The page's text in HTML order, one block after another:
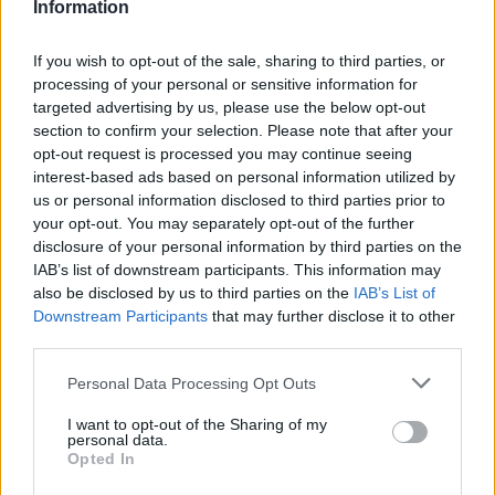
Information
If you wish to opt-out of the sale, sharing to third parties, or
processing of your personal or sensitive information for
targeted advertising by us, please use the below opt-out
section to confirm your selection. Please note that after your
opt-out request is processed you may continue seeing
interest-based ads based on personal information utilized by
us or personal information disclosed to third parties prior to
your opt-out. You may separately opt-out of the further
disclosure of your personal information by third parties on the
IAB’s list of downstream participants. This information may
also be disclosed by us to third parties on the IAB’s List of
Downstream Participants that may further disclose it to other
Please note that this website/app uses one or more Google
not limited to your visit or usage behaviour. You may click to
grant or deny consent to Google and its third-party tags to
use your data for below specified purposes in below Google
Personal Data Processing Opt Outs
I want to opt-out of the Sharing of my
personal data.
Opted In
13,5 milliárd forintot ad a magyar
kormány a Mazsihisz egyetemének
A Blikknek arról is beszélt, hogy több
kolléganőtől hallott hasonló történeteket, és
tudomása szerintmások is zaklatás
áldozatai lehettek. Klára arra is utalt, hogy
ezekben az esetekbenvallási vezetőkis
érintettek lehettek. Utóbbit a Mazsihisz
tagadta a Blikknek.
„Több kolléganőtől is eljutottak hozzám
olyan jelzések, amik szerint nem én voltam az